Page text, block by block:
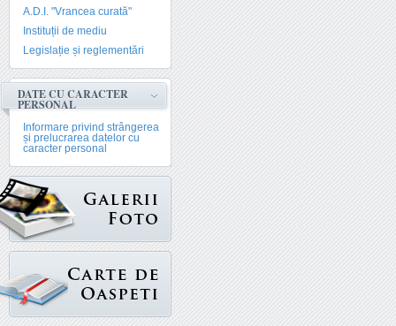
A.D.I. "Vrancea curată"
Instituții de mediu
Legislație și reglementări
DATE CU CARACTER
PERSONAL
Informare privind strângerea
și prelucrarea datelor cu
caracter personal